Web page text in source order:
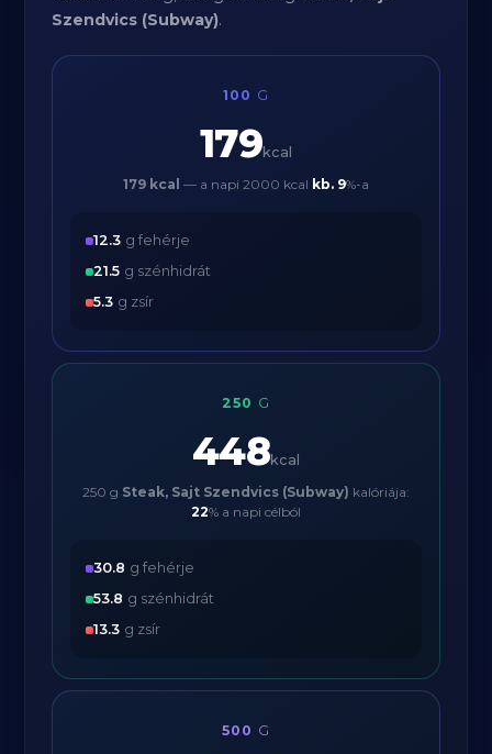
Szendvics (Subway).
100 G
179kcal
179 kcal — a napi 2000 kcal kb. 9%-a
12.3 g fehérje
21.5 g szénhidrát
5.3 g zsír
250 G
448kcal
250 g Steak, Sajt Szendvics (Subway) kalóriája:
22% a napi célból
30.8 g fehérje
53.8 g szénhidrát
13.3 g zsír
500 G